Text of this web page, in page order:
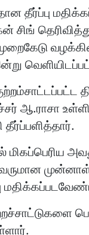
தீர்ப்பு
சிங்
ஆ.ராசா
தீர்ப்பளித்தார்.
மிகப்பெரிய